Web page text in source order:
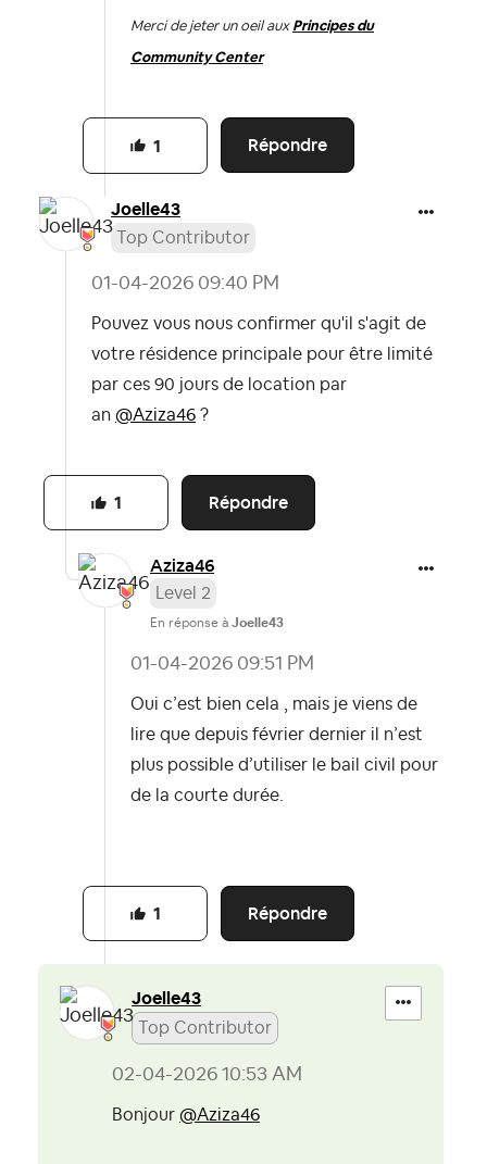
Merci de jeter un oeil aux Principes du
Community Center
Répondre
1
Joelle43
Top Contributor
‎01-04-2026 09:40 PM
Pouvez vous nous confirmer qu'il s'agit de
votre résidence principale pour être limité
par ces 90 jours de location par
an @Aziza46 ?
Répondre
1
Aziza46
Level 2
En réponse à Joelle43
‎01-04-2026 09:51 PM
Oui c’est bien cela , mais je viens de
lire que depuis février dernier il n’est
plus possible d’utiliser le bail civil pour
de la courte durée.
Répondre
1
Joelle43
Top Contributor
‎02-04-2026 10:53 AM
Bonjour @Aziza46